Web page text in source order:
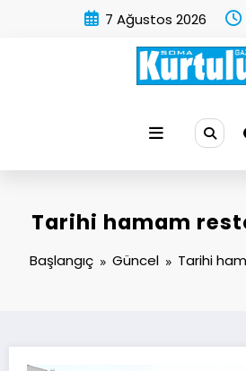
7 Ağustos 2026
Tarihi hamam
Başlangıç Güncel Tarihi